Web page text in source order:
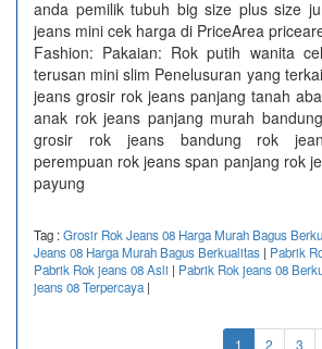
anda pemilik tubuh big size plus size
jeans mini cek harga di PriceArea
Fashion: Pakaian: Rok putih wanita
terusan mini slim Penelusuran yang
jeans grosir rok jeans panjang tanah
anak rok jeans panjang murah
grosir rok jeans bandung rok
perempuan rok jeans span panjang rok
payung
Tag :Grosir Rok Jeans 08 Harga Murah Bagus
Jeans 08 Harga Murah Bagus Berkualitas | Pabrik
Pabrik Rok jeans 08 Asli | Pabrik Rok jeans 08
jeans 08 Terpercaya |
1 (current)
2 3